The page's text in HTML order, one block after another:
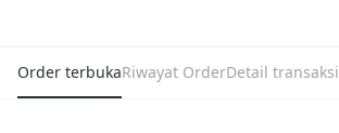
Order terbukaRiwayat OrderDetail transaksi